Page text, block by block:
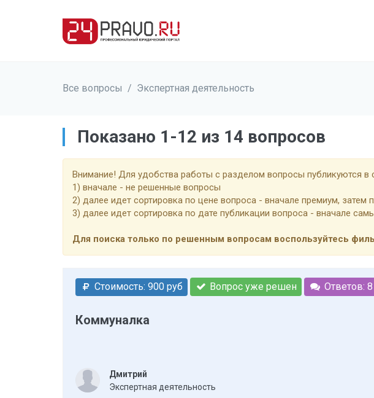
Все вопросы / Экспертная деятельность
Показано 1-12 из 14 вопросов
Внимание! Для удобства работы с разделом вопросы публикуются
1) вначале - не решенные вопросы
2) далее идет сортировка по цене вопроса - вначале премиум, затем
3) далее идет сортировка по дате публикации вопроса - вначале
Для поиска только по решенным вопросам воспользуйтесь
Стоимость: 900 руб Вопрос уже решен Ответов: 8
Коммуналка
Дмитрий
Экспертная деятельность